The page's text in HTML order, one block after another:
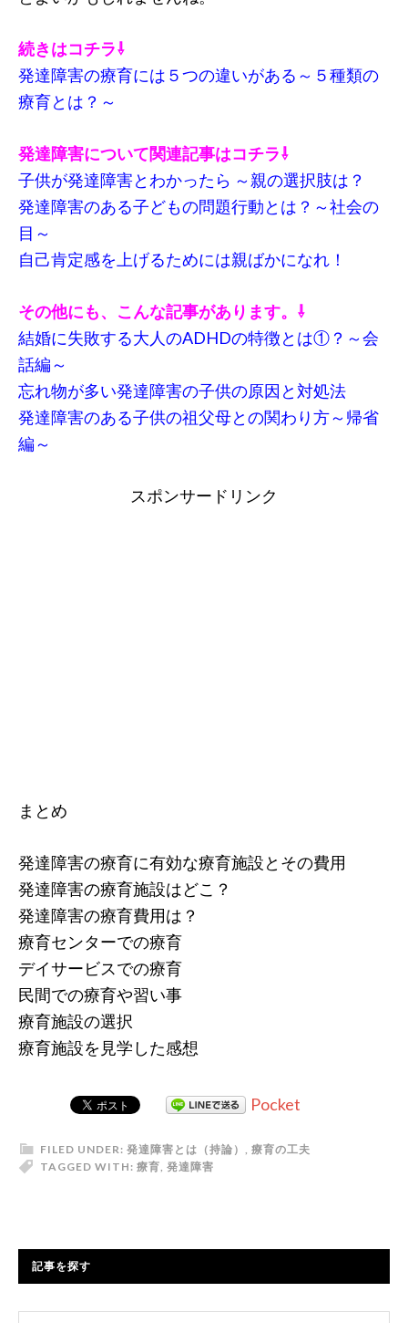
続きはコチラ⇩
発達障害の療育には５つの違いがある～５種類の
療育とは？～
発達障害について関連記事はコチラ⇩
子供が発達障害とわかったら ～親の選択肢は？
発達障害のある子どもの問題行動とは？～社会の
目～
自己肯定感を上げるためには親ばかになれ！
その他にも、こんな記事があります。⇩
結婚に失敗する大人のADHDの特徴とは①？～会
話編～
忘れ物が多い発達障害の子供の原因と対処法
発達障害のある子供の祖父母との関わり方～帰省
編～
スポンサードリンク
まとめ
発達障害の療育に有効な療育施設とその費用
発達障害の療育施設はどこ？
発達障害の療育費用は？
療育センターでの療育
デイサービスでの療育
民間での療育や習い事
療育施設の選択
療育施設を見学した感想
Pocket
FILED UNDER: 発達障害とは（持論） , 療育の工夫
TAGGED WITH: 療育, 発達障害
記事を探す